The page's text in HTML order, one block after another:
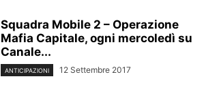
Squadra Mobile 2 – Operazione
Mafia Capitale, ogni mercoledì su
Canale...
ANTICIPAZIONI 12 Settembre 2017